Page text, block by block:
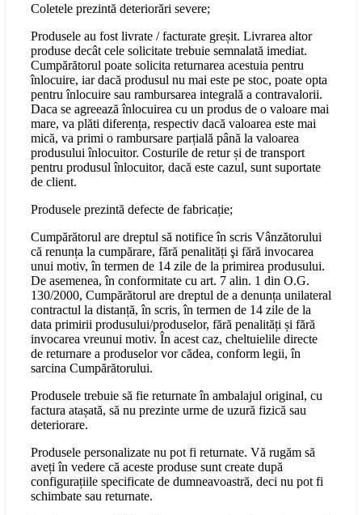
Coletele prezintă deteriorări severe;
Produsele au fost livrate / facturate greșit. Livrarea altor
produse decât cele solicitate trebuie semnalată imediat.
Cumpărătorul poate solicita returnarea acestuia pentru
înlocuire, iar dacă produsul nu mai este pe stoc, poate opta
pentru înlocuire sau rambursarea integrală a contravalorii.
Daca se agreează înlocuirea cu un produs de o valoare mai
mare, va plăti diferența, respectiv dacă valoarea este mai
mică, va primi o rambursare parțială până la valoarea
produsului înlocuitor. Costurile de retur și de transport
pentru produsul înlocuitor, dacă este cazul, sunt suportate
de client.
Produsele prezintă defecte de fabricație;
Cumpărătorul are dreptul să notifice în scris Vânzătorului
că renunța la cumpărare, fără penalități şi fără invocarea
unui motiv, în termen de 14 zile de la primirea produsului.
De asemenea, în conformitate cu art. 7 alin. 1 din O.G.
130/2000, Cumpărătorul are dreptul de a denunța unilateral
contractul la distanță, în scris, în termen de 14 zile de la
data primirii produsului/produselor, fără penalități și fără
invocarea vreunui motiv. În acest caz, cheltuielile directe
de returnare a produselor vor cădea, conform legii, în
sarcina Cumpărătorului.
Produsele trebuie să fie returnate în ambalajul original, cu
factura atașată, să nu prezinte urme de uzură fizică sau
deteriorare.
Produsele personalizate nu pot fi returnate. Vă rugăm să
aveți în vedere că aceste produse sunt create după
configurațiile specificate de dumneavoastră, deci nu pot fi
schimbate sau returnate.